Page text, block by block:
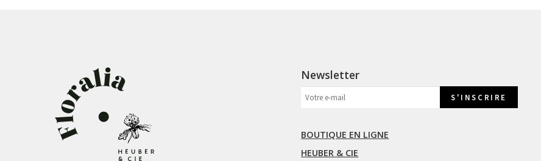
Newsletter
BOUTIQUE EN LIGNE
HEUBER & CIE